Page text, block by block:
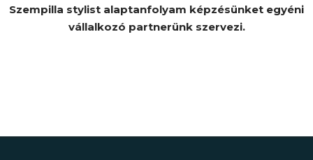
Szempilla stylist alaptanfolyam képzésünket egyéni
vállalkozó partnerünk szervezi.